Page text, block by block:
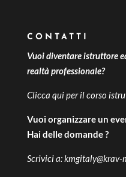
CONTATTI
Vuoi diventare istruttore
realtà professionale?
Clicca qui per ilcorso
Vuoi organizzare un
Hai delle domande ?
Scrivici a:kmgitaly@krav-